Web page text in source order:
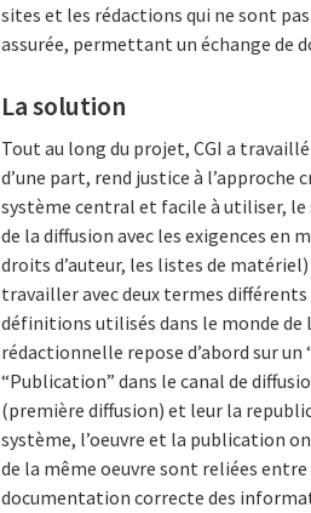
sites et les rédactions qui ne sont
assurée, permettant un échange de
La solution
Tout au long du projet, CGI a
d’une part, rend justice à l’approche
système central et facile à utiliser, le
de la diffusion avec les exigences
droits d’auteur, les listes de
travailler avec deux termes
définitions utilisés dans le monde
rédactionnelle repose d’abord sur
“Publication” dans le canal de
(première diffusion) et leur la
système, l’oeuvre et la publication
de la même oeuvre sont reliées
documentation correcte des